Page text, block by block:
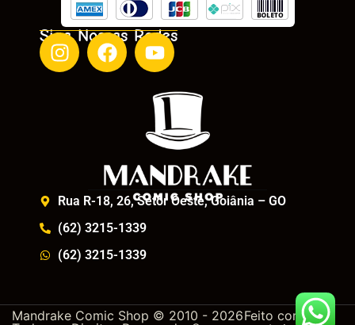
Siga Nossas Redes
Rua R-18, 26, Setor Oeste, Goiânia – GO
(62) 3215-1339
(62) 3215-1339
Mandrake Comic Shop © 2010 - 2026Feito com